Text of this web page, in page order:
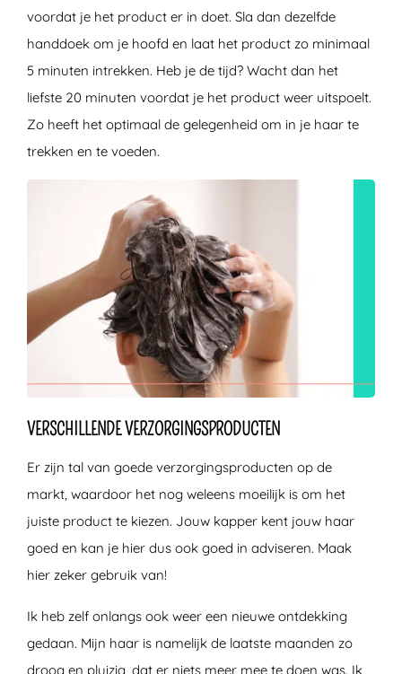
voordat je het product er in doet. Sla dan dezelfde
handdoek om je hoofd en laat het product zo minimaal
5 minuten intrekken. Heb je de tijd? Wacht dan het
liefste 20 minuten voordat je het product weer uitspoelt.
Zo heeft het optimaal de gelegenheid om in je haar te
trekken en te voeden.
VERSCHILLENDE VERZORGINGSPRODUCTEN
Er zijn tal van goede verzorgingsproducten op de
markt, waardoor het nog weleens moeilijk is om het
juiste product te kiezen. Jouw kapper kent jouw haar
goed en kan je hier dus ook goed in adviseren. Maak
hier zeker gebruik van!
Ik heb zelf onlangs ook weer een nieuwe ontdekking
gedaan. Mijn haar is namelijk de laatste maanden zo
droog en pluizig, dat er niets meer mee te doen was. Ik